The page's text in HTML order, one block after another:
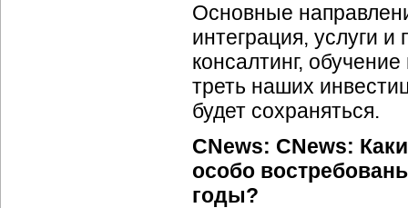
Основные
интеграция, услуги
консалтинг,
треть наших
будет сохраняться.
CNews: CNews:
особо
годы?